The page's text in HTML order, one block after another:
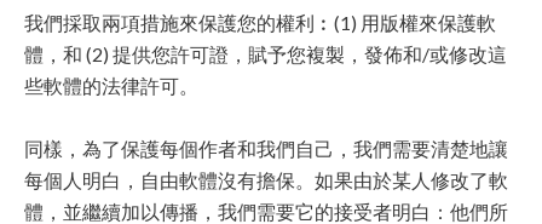
我們採取兩項措施來保護您的權利︰(1) 用版權來保護軟
體，和 (2) 提供您許可證，賦予您複製，發佈和/或修改這
些軟體的法律許可。
同樣，為了保護每個作者和我們自己，我們需要清楚地讓
每個人明白，自由軟體沒有擔保。如果由於某人修改了軟
體，並繼續加以傳播，我們需要它的接受者明白：他們所